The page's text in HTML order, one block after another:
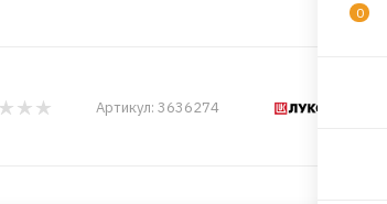
Артикул: 3636274
0